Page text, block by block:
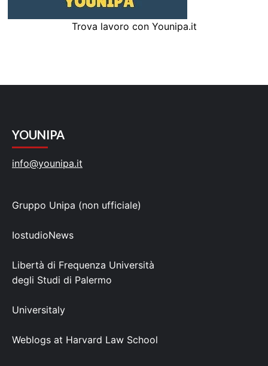
Trova lavoro con Younipa.it
YOUNIPA
info@younipa.it
Gruppo Unipa (non ufficiale)
IostudioNews
Libertà di Frequenza Università
degli Studi di Palermo
Universitaly
Weblogs at Harvard Law School